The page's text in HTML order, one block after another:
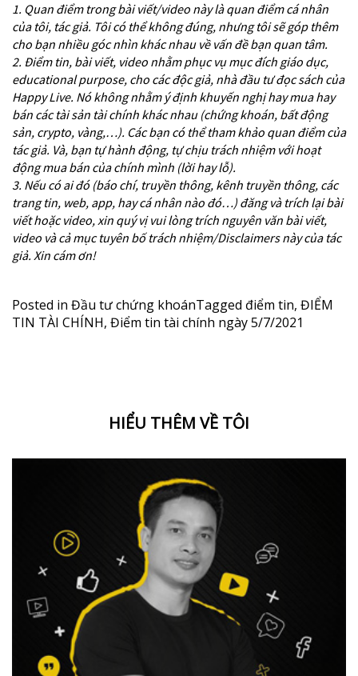
1. Quan điểm trong bài viết/video này là quan điểm cá nhân
của tôi, tác giả. Tôi có thể không đúng, nhưng tôi sẽ góp thêm
cho bạn nhiều góc nhìn khác nhau về vấn đề bạn quan tâm.
2. Điểm tin, bài viết, video nhằm phục vụ mục đích giáo dục,
educational purpose, cho các độc giả, nhà đầu tư đọc sách của
Happy Live. Nó không nhằm ý định khuyến nghị hay mua hay
bán các tài sản tài chính khác nhau (chứng khoán, bất động
sản, crypto, vàng,…). Các bạn có thể tham khảo quan điểm của
tác giả. Và, bạn tự hành động, tự chịu trách nhiệm với hoạt
động mua bán của chính mình (lời hay lỗ).
3. Nếu có ai đó (báo chí, truyền thông, kênh truyền thông, các
trang tin, web, app, hay cá nhân nào đó…) đăng và trích lại bài
viết hoặc video, xin quý vị vui lòng trích nguyên văn bài viết,
video và cả mục tuyên bố trách nhiệm/Disclaimers này của tác
giả. Xin cám ơn!
Posted in Đầu tư chứng khoánTagged điểm tin, ĐIỂM
TIN TÀI CHÍNH, Điểm tin tài chính ngày 5/7/2021
HIỂU THÊM VỀ TÔI